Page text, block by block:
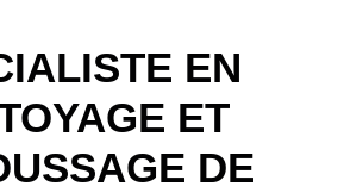
EN
ET
DE